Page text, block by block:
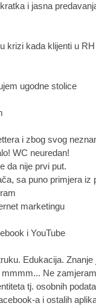
i jasna
krizi kada klijenti u
ugodne stolice
i zbog svog
WC neuredan!
da nije prvi put.
sa puno primjera iz
marketingu
i YouTube
Edukacija. Znanje
Ne
tj. osobnih
a i ostalih